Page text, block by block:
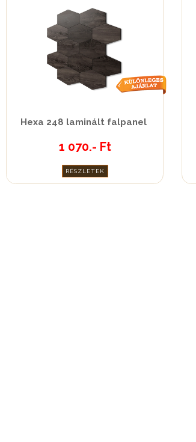
Hexa 248 laminált falpanel
1 070.- Ft
RÉSZLETEK